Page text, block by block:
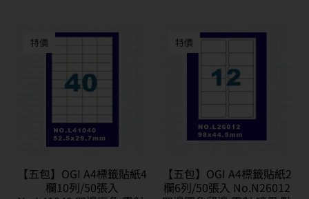
特價
【五包】OGI A4標籤貼紙4
欄10列/50張入
特價
【五包】OGI A4標籤貼紙2
欄6列/50張入 No.N26012